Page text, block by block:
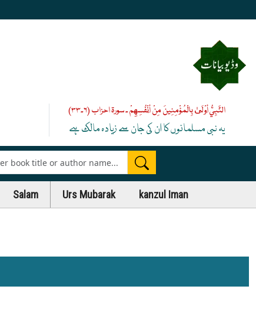
النَّبِيُّ أَوْلَىٰ بِالْمُؤْمِنِينَ مِنْ أَنْفُسِهِمْ ۔ سورۃ احزاب (۶۔۳۳)
یہ نبی مسلمانوں کا ان کی جان سے زیادہ مالک ہے
Salam Urs Mubarak kanzul Iman